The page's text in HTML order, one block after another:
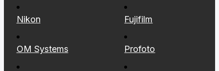
Nikon Fujifilm
OM Systems Profoto